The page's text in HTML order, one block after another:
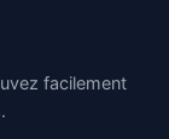
facilement